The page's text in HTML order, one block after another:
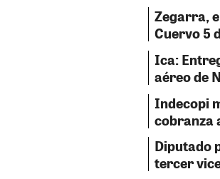
Zegarra,
Cuervo 5
Ica:
aéreo de
Indecopi
cobranza
Diputado
tercer